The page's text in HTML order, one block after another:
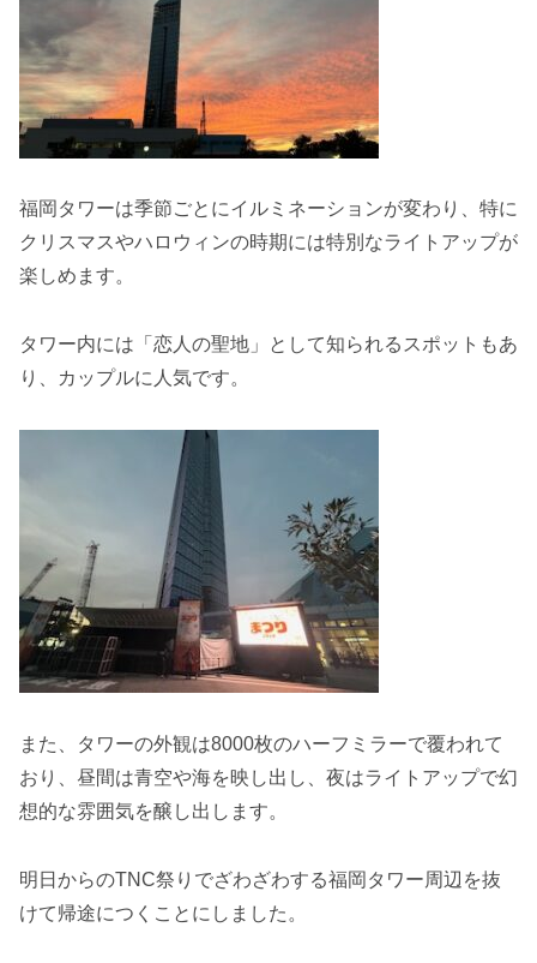
福岡タワーは季節ごとにイルミネーションが変わり、特に
クリスマスやハロウィンの時期には特別なライトアップが
楽しめます。
タワー内には「恋人の聖地」として知られるスポットもあ
り、カップルに人気です。
また、タワーの外観は8000枚のハーフミラーで覆われて
おり、昼間は青空や海を映し出し、夜はライトアップで幻
想的な雰囲気を醸し出します。
明日からのTNC祭りでざわざわする福岡タワー周辺を抜
けて帰途につくことにしました。